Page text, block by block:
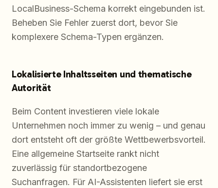
LocalBusiness-Schema korrekt eingebunden ist.
Beheben Sie Fehler zuerst dort, bevor Sie
komplexere Schema-Typen ergänzen.
Lokalisierte Inhaltsseiten und thematische
Autorität
Beim Content investieren viele lokale
Unternehmen noch immer zu wenig – und genau
dort entsteht oft der größte Wettbewerbsvorteil.
Eine allgemeine Startseite rankt nicht
zuverlässig für standortbezogene
Suchanfragen. Für AI-Assistenten liefert sie erst